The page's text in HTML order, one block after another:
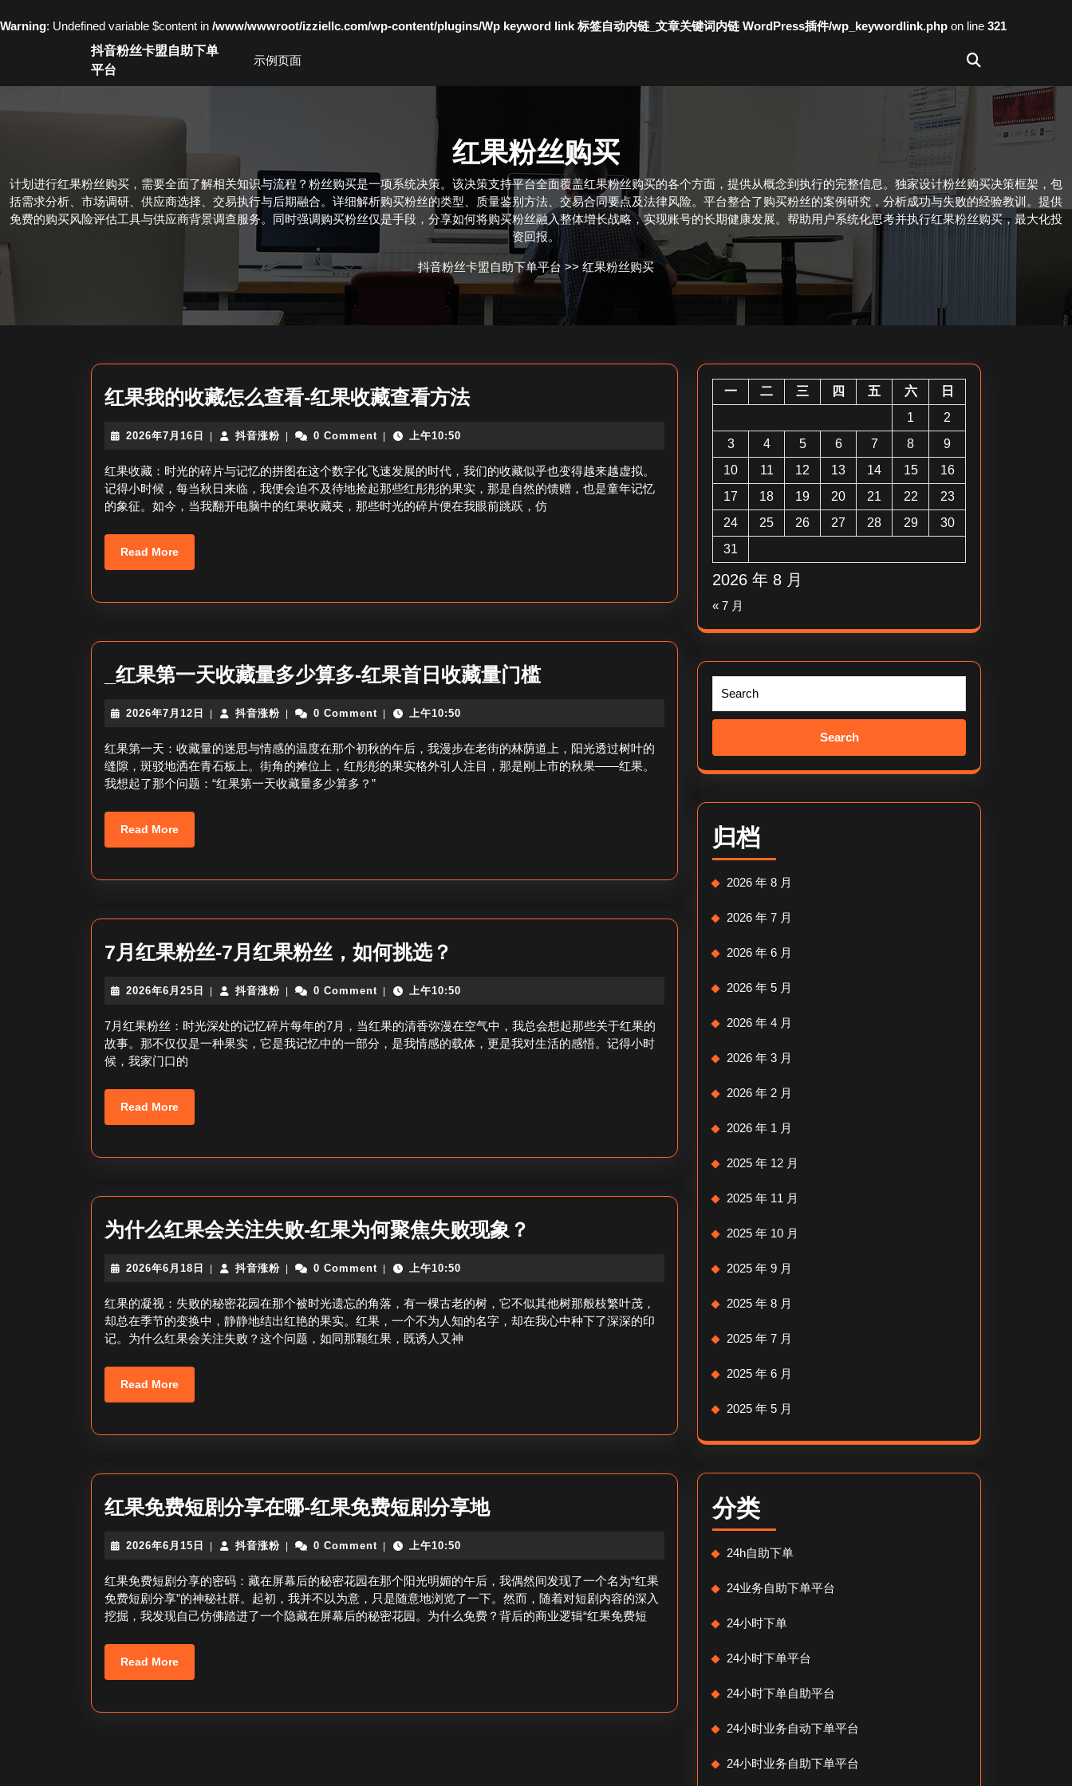
Warning: Undefined variable $content in /www/wwwroot/izziellc.com/wp-content/plugins/Wp keyword link 标签自动内链_文章关键词内链 WordPress插件/wp_keywordlink.php on line 321
抖音粉丝卡盟自助下单
平台
示例页面
红果粉丝购买
计划进行红果粉丝购买，需要全面了解相关知识与流程？粉丝购买是一项系统决策。该决策支持平台全面覆盖红果粉丝购买的各个方面，提供从概念到执行的完整信息。独家设计粉丝购买决策框架，包
括需求分析、市场调研、供应商选择、交易执行与后期融合。详细解析购买粉丝的类型、质量鉴别方法、交易合同要点及法律风险。平台整合了购买粉丝的案例研究，分析成功与失败的经验教训。提供
免费的购买风险评估工具与供应商背景调查服务。同时强调购买粉丝仅是手段，分享如何将购买粉丝融入整体增长战略，实现账号的长期健康发展。帮助用户系统化思考并执行红果粉丝购买，最大化投
资回报。
抖音粉丝卡盟自助下单平台 >> 红果粉丝购买
红果我的收藏怎么查看-红果收藏查看方法红
的
收
藏
红
果
收
看
方
2026年7月16日
2026
7
月
16
日
抖音涨粉抖
涨
粉
0 Comment 上午10:50
红果收藏：时光的碎片与记忆的拼图在这个数字化飞速发展的时代，我们的收藏似乎也变得越来越虚拟。
记得小时候，每当秋日来临，我便会迫不及待地捡起那些红彤彤的果实，那是自然的馈赠，也是童年记忆
的象征。如今，当我翻开电脑中的红果收藏夹，那些时光的碎片便在我眼前跳跃，仿
Read MoreRead
More
_红果第一天收藏量多少算多-红果首日收藏量门槛_
第
一
少
首
日
门
2026年7月12日
2026
7
月
12
日
抖音涨粉抖
涨
粉
0 Comment 上午10:50
红果第一天：收藏量的迷思与情感的温度在那个初秋的午后，我漫步在老街的林荫道上，阳光透过树叶的
缝隙，斑驳地洒在青石板上。街角的摊位上，红彤彤的果实格外引人注目，那是刚上市的秋果——红果。
我想起了那个问题：“红果第一天收藏量多少算多？”
Read MoreRead
More
7月红果粉丝-7月红果粉丝，如何挑选？
红
果
粉
丝，
如
何
挑
2026年6月25日
2026
6
月
25
抖音涨粉抖
涨
粉
0 Comment 上午10:50
7月红果粉丝：时光深处的记忆碎片每年的7月，当红果的清香弥漫在空气中，我总会想起那些关于红果的
故事。那不仅仅是一种果实，它是我记忆中的一部分，是我情感的载体，更是我对生活的感悟。记得小时
候，我家门口的
Read MoreRead
More
为什么红果会关注失败-红果为何聚焦失败现象？
红
果
红
焦
失
2026年6月18日
2026
6
月
18
日
抖音涨粉抖
涨
粉
0 Comment 上午10:50
红果的凝视：失败的秘密花园在那个被时光遗忘的角落，有一棵古老的树，它不似其他树那般枝繁叶茂，
却总在季节的变换中，静静地结出红艳的果实。红果，一个不为人知的名字，却在我心中种下了深深的印
记。为什么红果会关注失败？这个问题，如同那颗红果，既诱人又神
Read MoreRead
More
红果免费短剧分享在哪-红果免费短剧分享地红
费
短
剧
2026年6月15日
2026
6
月
15
日
抖音涨粉抖
涨
粉
0 Comment 上午10:50
红果免费短剧分享的密码：藏在屏幕后的秘密花园在那个阳光明媚的午后，我偶然间发现了一个名为“红果
免费短剧分享”的神秘社群。起初，我并不以为意，只是随意地浏览了一下。然而，随着对短剧内容的深入
挖掘，我发现自己仿佛踏进了一个隐藏在屏幕后的秘密花园。为什么免费？背后的商业逻辑“红果免费短
Read MoreRead
More
2026 年 8 月
一 二 三 四 五 六
日
1
2
3
4 5 6 7 8
9
10
11 12 13 14 15
16
17
18 19 20 21 22
23
24
25 26 27 28 29
30
31
« 7 月
Search
归档
2026 年 8 月
2026 年 7 月
2026 年 6 月
2026 年 5 月
2026 年 4 月
2026 年 3 月
2026 年 2 月
2026 年 1 月
2025 年 12 月
2025 年 11 月
2025 年 10 月
2025 年 9 月
2025 年 8 月
2025 年 7 月
2025 年 6 月
2025 年 5 月
分类
24h自助下单
24业务自助下单平台
24小时下单
24小时下单平台
24小时下单自助平台
24小时业务自动下单平台
24小时业务自助下单平台